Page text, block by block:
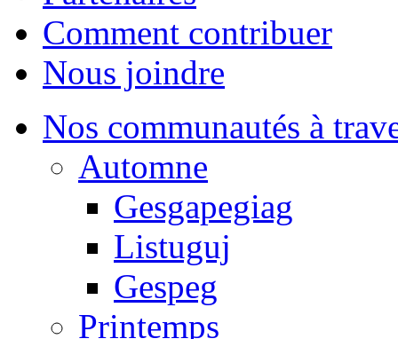
Comment contribuer
Nous joindre
Nos communautés à
Automne
Gesgapegiag
Listuguj
Gespeg
Printemps